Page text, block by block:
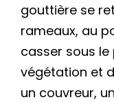
gouttière se
rameaux, au
casser sous
végétation et
un couvreur,